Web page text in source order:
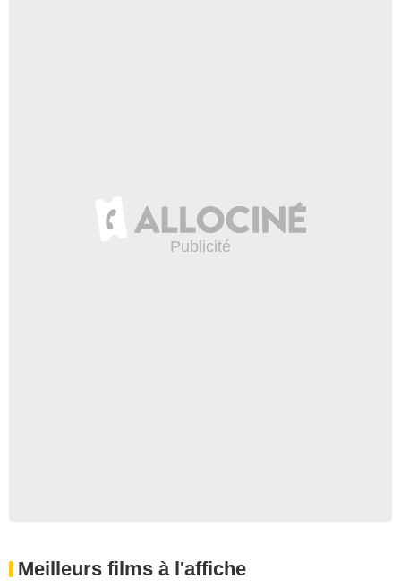
Meilleurs films à l'affiche